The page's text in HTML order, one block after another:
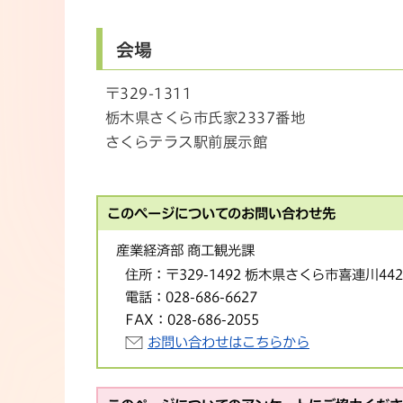
会場
〒329-1311
栃木県さくら市氏家2337番地
さくらテラス駅前展示館
このページについてのお問い合わせ先
産業経済部 商工観光課
住所： 〒329-1492 栃木県さくら市喜連川
電話： 028-686-6627
FAX： 028-686-2055
お問い合わせはこちらから